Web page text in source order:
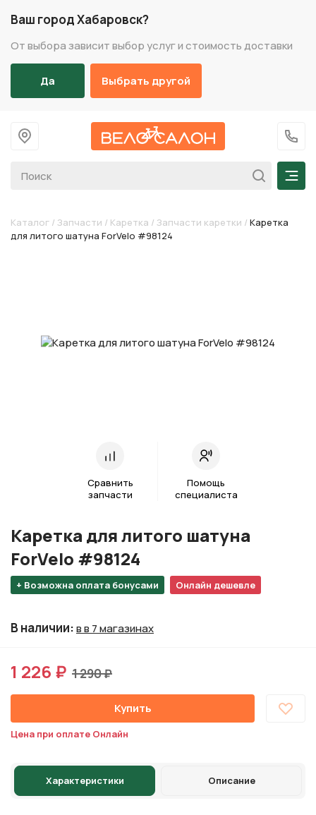
Ваш город Хабаровск?
От выбора зависит выбор услуг и стоимость доставки
Да Выбрать другой
На главную
+7
Каталог / Запчасти / Каретка / Запчасти каретки / Каретка
для литого шатуна ForVelo #98124
Сравнить
запчасти
Помощь
специалиста
+ Возможна оплата бонусами Онлайн дешевле
Каретка для литого шатуна
ForVelo #98124
В наличии:в в 7 магазинах
1 226 ₽ 1 290 ₽
Купить
Цена при оплате Онлайн
Характеристики Описание